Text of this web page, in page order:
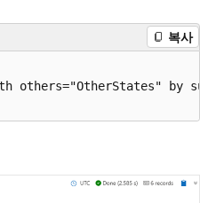
복사
by